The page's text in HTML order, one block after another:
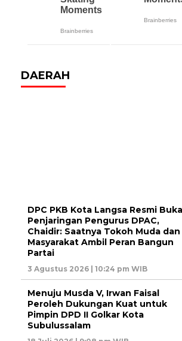
DAERAH
DPC PKB Kota Langsa Resmi Buka
Penjaringan Pengurus DPAC,
Chaidir: Saatnya Tokoh Muda dan
Masyarakat Ambil Peran Bangun
Partai
3 Agustus 2026 | 10:24 pm WIB
Menuju Musda V, Irwan Faisal
Peroleh Dukungan Kuat untuk
Pimpin DPD II Golkar Kota
Subulussalam